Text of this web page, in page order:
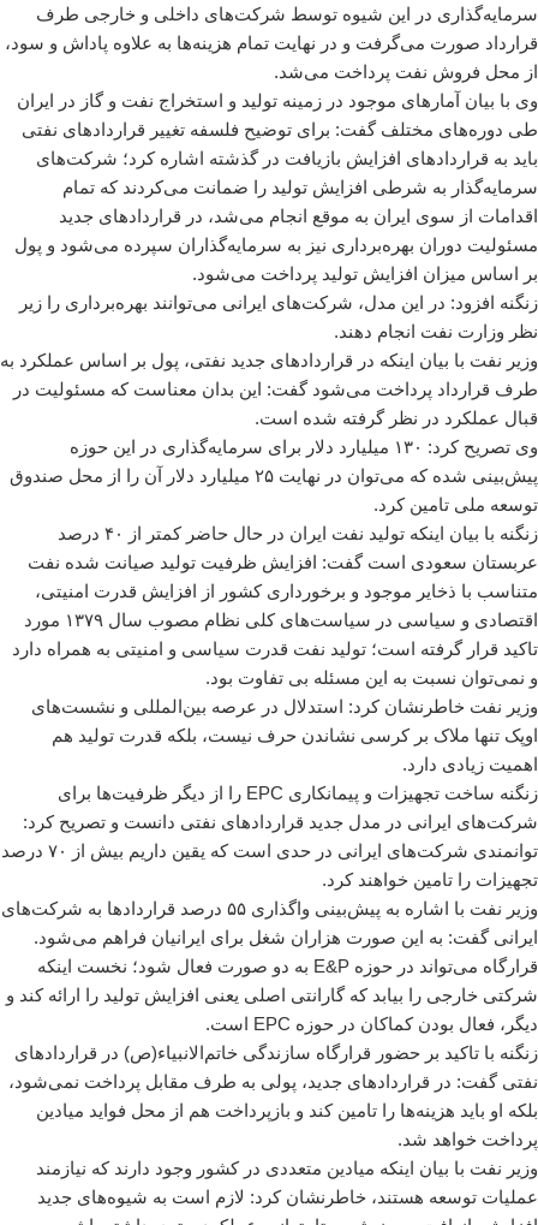
سرمایه‌گذاری در این شیوه توسط شرکت‌های داخلی و خارجی طرف
قرارداد صورت می‌گرفت و در نهایت تمام هزینه‌ها به علاوه پاداش و سود،
از محل فروش نفت پرداخت می‌شد.
وی با بیان آمارهای موجود در زمینه تولید و استخراج نفت و گاز در ایران
طی دوره‌های مختلف گفت: برای توضیح فلسفه تغییر قراردادهای نفتی
باید به قراردادهای افزایش بازیافت در گذشته اشاره کرد؛ شرکت‌های
سرمایه‌گذار به شرطی افزایش تولید را ضمانت می‌کردند که تمام
اقدامات از سوی ایران به موقع انجام می‌شد، در قراردادهای جدید
مسئولیت دوران بهره‌برداری نیز به سرمایه‌گذاران سپرده می‌شود و پول
بر اساس میزان افزایش تولید پرداخت می‌شود.
زنگنه افزود: در این مدل، شرکت‌های ایرانی می‌توانند بهره‌برداری را زیر
نظر وزارت نفت انجام دهند.
وزیر نفت با بیان اینکه در قراردادهای جدید نفتی، پول بر اساس عملکرد به
طرف قرارداد پرداخت می‌شود گفت: این بدان معناست که مسئولیت در
قبال عملکرد در نظر گرفته شده است.
وی تصریح کرد: ۱۳۰ میلیارد دلار برای سرمایه‌گذاری در این حوزه
پیش‌بینی شده که می‌توان در نهایت ۲۵ میلیارد دلار آن را از محل صندوق
توسعه ملی تامین کرد.
زنگنه با بیان اینکه تولید نفت ایران در حال حاضر کمتر از ۴۰ درصد
عربستان سعودی است گفت: افزایش ظرفیت تولید صیانت شده نفت
متناسب با ذخایر موجود و برخورداری کشور از افزایش قدرت امنیتی،
اقتصادی و سیاسی در سیاست‌های کلی نظام مصوب سال ۱۳۷۹ مورد
تاکید قرار گرفته است؛ تولید نفت قدرت سیاسی و امنیتی به همراه دارد
و نمی‌توان نسبت به این مسئله بی تفاوت بود.
وزیر نفت خاطرنشان کرد: استدلال در عرصه بین‌المللی و نشست‌های
اوپک تنها ملاک بر کرسی نشاندن حرف نیست، بلکه قدرت تولید هم
اهمیت زیادی دارد.
زنگنه ساخت تجهیزات و پیمانکاری EPC را از دیگر ظرفیت‌ها برای
شرکت‌های ایرانی در مدل جدید قراردادهای نفتی دانست و تصریح کرد:
توانمندی شرکت‌های ایرانی در حدی است که یقین داریم بیش از ۷۰ درصد
تجهیزات را تامین خواهند کرد.
وزیر نفت با اشاره به پیش‌بینی واگذاری ۵۵ درصد قراردادها به شرکت‌های
ایرانی گفت: به این صورت هزاران شغل برای ایرانیان فراهم می‌شود.
قرارگاه می‌تواند در حوزه E&P به دو صورت فعال شود؛ نخست اینکه
شرکتی خارجی را بیابد که گارانتی اصلی یعنی افزایش تولید را ارائه کند و
دیگر، فعال بودن کماکان در حوزه EPC است.
زنگنه با تاکید بر حضور قرارگاه سازندگی خاتم‌الانبیاء(ص) در قراردادهای
نفتی گفت: در قراردادهای جدید، پولی به طرف مقابل پرداخت نمی‌شود،
بلکه او باید هزینه‌ها را تامین کند و بازپرداخت هم از محل فواید میادین
پرداخت خواهد شد.
وزیر نفت با بیان اینکه میادین متعددی در کشور وجود دارند که نیازمند
عملیات توسعه هستند، خاطرنشان کرد: لازم است به شیوه‌های جدید